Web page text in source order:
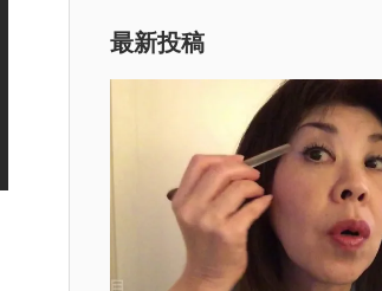
最新投稿